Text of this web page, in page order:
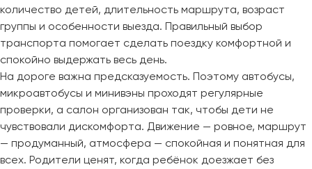
количество детей, длительность маршрута, возраст
группы и особенности выезда. Правильный выбор
транспорта помогает сделать поездку комфортной и
спокойно выдержать весь день.
На дороге важна предсказуемость. Поэтому автобусы,
микроавтобусы и минивэны проходят регулярные
проверки, а салон организован так, чтобы дети не
чувствовали дискомфорта. Движение — ровное, маршрут
— продуманный, атмосфера — спокойная и понятная для
всех. Родители ценят, когда ребёнок доезжает без